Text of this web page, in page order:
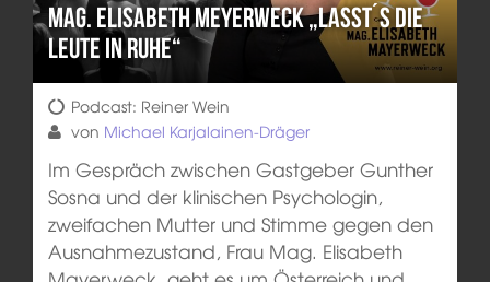
Mag. Elisabeth Meyerweck „Lasst´s die
Leute in Ruhe“
Podcast: Reiner Wein
von Michael Karjalainen-Dräger
Im Gespräch zwischen Gastgeber Gunther
Sosna und der klinischen Psychologin,
zweifachen Mutter und Stimme gegen den
Ausnahmezustand, Frau Mag. Elisabeth